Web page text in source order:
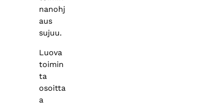
nanohj
aus
sujuu.
Luova
toimin
ta
osoitta
a